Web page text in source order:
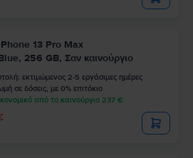
13 Pro Max
256 GB, Σαν καινούργιο
εκτιμώμενος 2-5 εργάσιμες ημέρες
σε δόσεις, με 0% επιτόκιο
από το καινούργιο 237 €